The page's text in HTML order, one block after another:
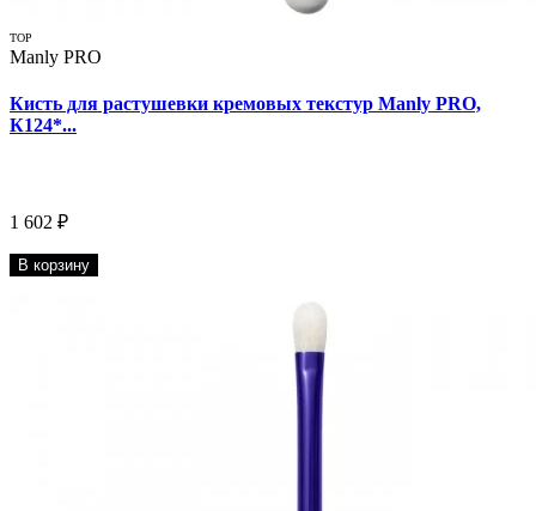
TOP
Manly PRO
Кисть для растушевки кремовых текстур Manly PRO,
К124*...
1 602 ₽
В корзину